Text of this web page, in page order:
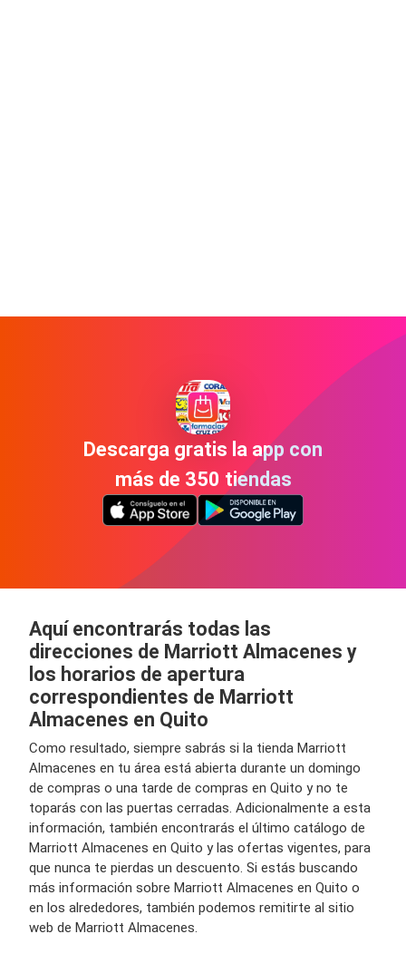
Descarga gratis la app con
más de 350 tiendas
Aquí encontrarás todas las
direcciones de Marriott Almacenes y
los horarios de apertura
correspondientes de Marriott
Almacenes en Quito
Como resultado, siempre sabrás si la tienda Marriott
Almacenes en tu área está abierta durante un domingo
de compras o una tarde de compras en Quito y no te
toparás con las puertas cerradas. Adicionalmente a esta
información, también encontrarás el último catálogo de
Marriott Almacenes en Quito y las ofertas vigentes, para
que nunca te pierdas un descuento. Si estás buscando
más información sobre Marriott Almacenes en Quito o
en los alrededores, también podemos remitirte al sitio
web de Marriott Almacenes.